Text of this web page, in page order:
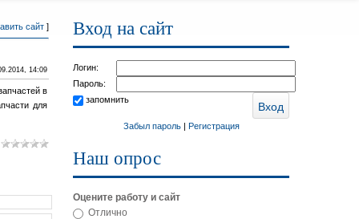
сайт ]
14:09
в
для
Вход на сайт
Логин:
Пароль:
запомнить
Забыл пароль| Регистрация
Наш опрос
Оцените работу и сайт
Отлично